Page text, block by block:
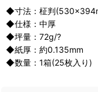
◆寸法：柾判
◆仕様：中厚
◆坪量：72g/?
◆紙厚：約0.135mm
◆数量：1箱(25枚入り)